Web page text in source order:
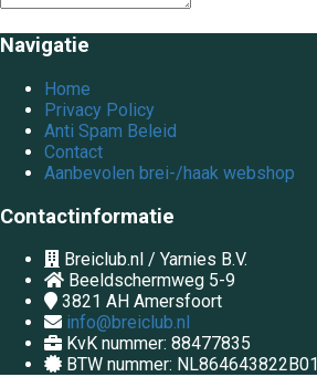
Navigatie
Home
Privacy Policy
Anti Spam Beleid
Contact
Aanbevolen brei-/haak webshop
Contactinformatie
Breiclub.nl / Yarnies B.V.
Beeldschermweg 5-9
3821 AH Amersfoort
info@breiclub.nl
KvK nummer: 88477835
BTW nummer: NL864643822B01